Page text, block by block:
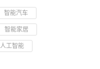
智能汽车
智能家居
人工智能